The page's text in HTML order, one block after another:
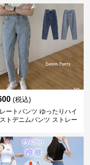
(税込)
ートパンツ ゆったりハイ
トデニムパンツ ストレー